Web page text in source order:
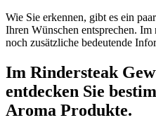
Wie Sie erkennen, gibt es ein
Ihren Wünschen entsprechen.
noch zusätzliche bedeutende
Im Rindersteak
entdecken Sie
Aroma Produkte.